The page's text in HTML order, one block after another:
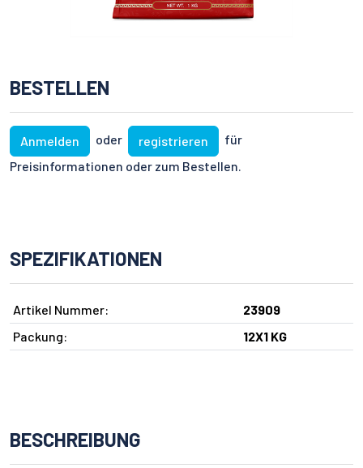
BESTELLEN
Anmelden oder registrieren
für
Preisinformationen oder zum Bestellen.
SPEZIFIKATIONEN
Artikel Nummer:
23909
Packung:
12X1 KG
BESCHREIBUNG